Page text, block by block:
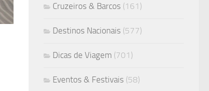
Cruzeiros & Barcos (161)
Destinos Nacionais (577)
Dicas de Viagem (701)
Eventos & Festivais (58)